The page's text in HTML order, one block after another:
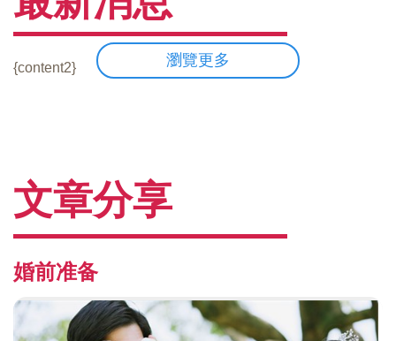
{content2} 瀏覽更多
文章分享
婚前准备